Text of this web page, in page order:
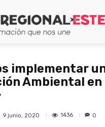
implementar
Ambiental en
9 junio, 2020 1436 0